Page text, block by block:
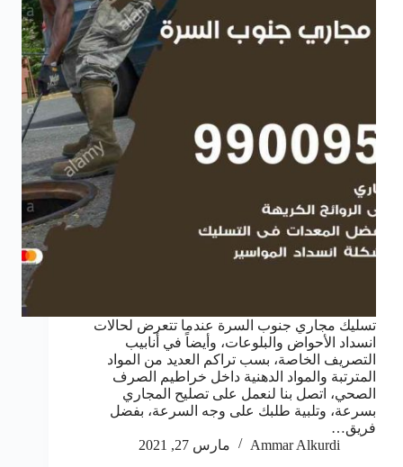
تسليك مجاري جنوب السرة عندما تتعرض لحالات
انسداد الأحواض والبلوعات، وأيضاً في أنابيب
التصريف الخاصة، بسب تراكم العديد من المواد
المترتبة والمواد الدهنية داخل خراطيم الصرف
الصحي، اتصل بنا لنعمل على تصليح المجاري
بسرعة، وتلبية طلبك على وجه السرعة، بفضل
فريق…
Ammar Alkurdi
مارس 27, 2021